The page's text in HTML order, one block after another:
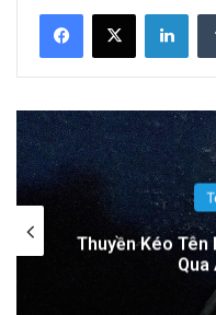
Related Articles
Phóng:
22
PGS.TS
Cuộc
Tên lửa SpaceX
Trăng: Cú